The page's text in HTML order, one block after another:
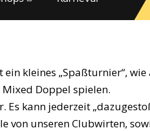
kleines „Spaßturnier“,
Doppel spielen.
Es kann jederzeit
von unseren Clubwirten,